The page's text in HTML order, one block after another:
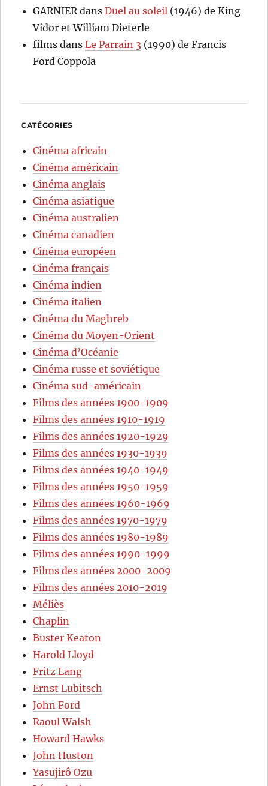
GARNIERdansDuel au soleil (1946) de King
Vidor et William Dieterle
films dansLe Parrain 3 (1990) de Francis
Ford Coppola
CATÉGORIES
Cinéma africain
Cinéma américain
Cinéma anglais
Cinéma asiatique
Cinéma australien
Cinéma canadien
Cinéma européen
Cinéma français
Cinéma indien
Cinéma italien
Cinéma du Maghreb
Cinéma du Moyen-Orient
Cinéma d’Océanie
Cinéma russe et soviétique
Cinéma sud-américain
Films des années 1900-1909
Films des années 1910-1919
Films des années 1920-1929
Films des années 1930-1939
Films des années 1940-1949
Films des années 1950-1959
Films des années 1960-1969
Films des années 1970-1979
Films des années 1980-1989
Films des années 1990-1999
Films des années 2000-2009
Films des années 2010-2019
Méliès
Chaplin
Buster Keaton
Harold Lloyd
Fritz Lang
Ernst Lubitsch
John Ford
Raoul Walsh
Howard Hawks
John Huston
Yasujirô Ozu